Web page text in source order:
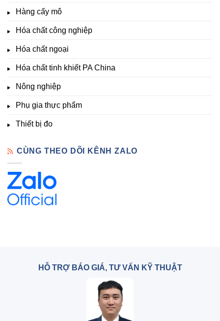
Chất
Hàng cấy mô
Hóa chất công nghiệp
Hóa chất ngoại
Hóa chất tinh khiết PA China
Nông nghiệp
Phụ gia thực phẩm
Thiết bị đo
CÙNG THEO DÕI KÊNH ZALO
HỖ TRỢ BÁO GIÁ, TƯ VẤN KỸ THUẬT